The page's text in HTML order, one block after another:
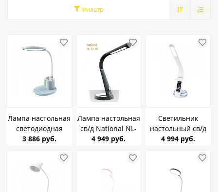
Фильтр
Лампа настольная
светодиодная
UNIEL ULM-D150
6K сенсор, диммер,
подставка голубой
3 886 руб.
Лампа настольная
св/д National NL-
87LED 10W(580lm)
подсветка
4 949 руб.
Светильник
настольный св/д
Leonord LE-1400T
зарядка 105977
4 994 руб.